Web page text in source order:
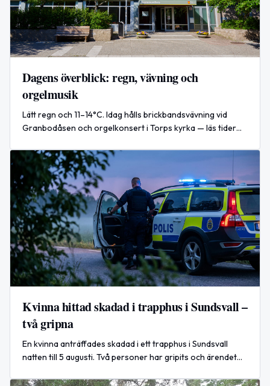
Dagens överblick: regn, vävning och
orgelmusik
Lätt regn och 11–14°C. Idag hålls brickbandsvävning vid
Granbodåsen och orgelkonsert i Torps kyrka — läs tider
Kvinna hittad skadad i trapphus i Sundsvall –
två gripna
En kvinna anträffades skadad i ett trapphus i Sundsvall
natten till 5 augusti. Två personer har gripits och ärendet